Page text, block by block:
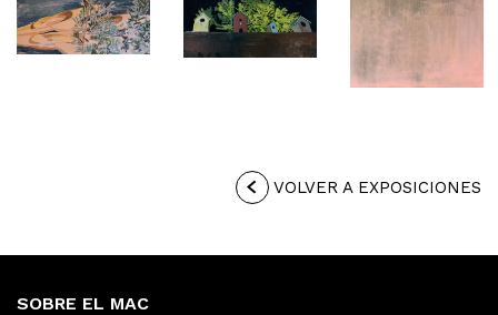
VOLVER A EXPOSICIONES
SOBRE EL MAC